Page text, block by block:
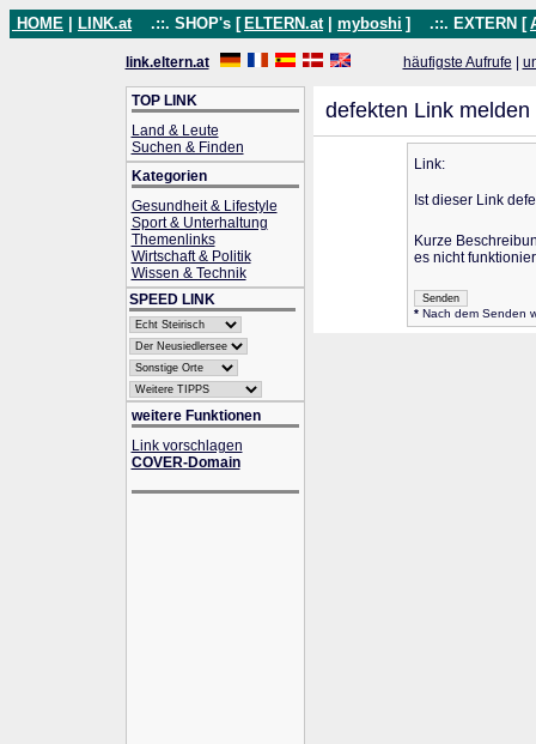
HOME LINK.at .::. SHOP's [ ELTERN.at myboshi ] .::. EXTERN [
link.eltern.at häufigste Aufrufe
TOP LINK
Land & Leute
Suchen & Finden
Kategorien
Gesundheit & Lifestyle
Sport & Unterhaltung
Themenlinks
Wirtschaft & Politik
Wissen & Technik
SPEED LINK
weitere Funktionen
Link vorschlagen
COVER-Domain
defekten Link melden
Link:
Ist dieser Link
Kurze
es nicht
*Nach dem Senden